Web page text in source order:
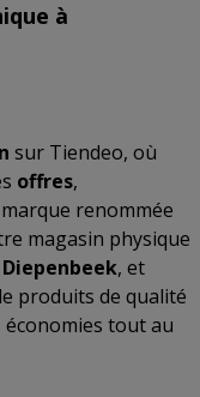
à
sur Tiendeo, où
offres,
renommée
magasin physique
Diepenbeek, et
produits de qualité
tout au